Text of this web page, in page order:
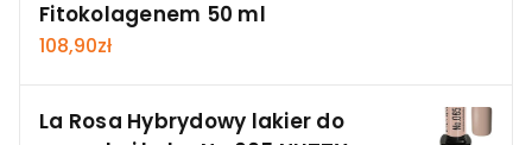
Fitokolagenem 50 ml
108,90zł
La Rosa Hybrydowy lakier do